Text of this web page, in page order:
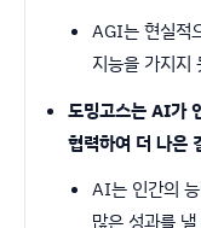
AGI는 현실적
지능을 가지지
도밍고스는 AI가
협력하여 더 나은
AI는 인간의
많은 성과를